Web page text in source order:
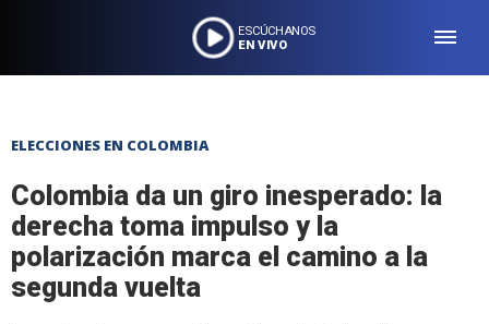
ESCÚCHANOS
EN VIVO
ELECCIONES EN COLOMBIA
Colombia da un giro inesperado: la
derecha toma impulso y la
polarización marca el camino a la
segunda vuelta